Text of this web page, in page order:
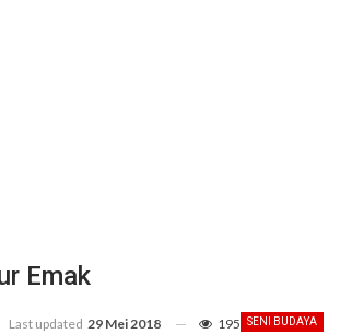
Emak
SENI BUDAYA
Last updated 29 Mei 2018 195